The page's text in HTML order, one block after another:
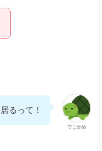
でじかめ
るって！